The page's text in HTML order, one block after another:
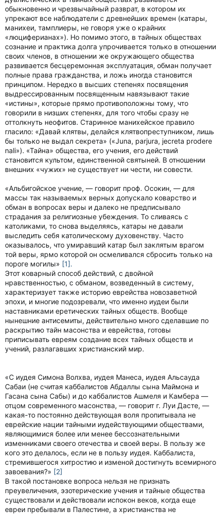
обыкновенно и чрезвычайный разврат, в котором их
упрекают все наблюдатели с древнейших времен (катары,
манихеи, тамплиеры, не говоря уже о крайних
«люциферианах»). Но помимо этого, в тайных обществах
сознание и практика долга упрочивается только в отношении
своих членов, в отношении же окружающего общества
развивается бесцеремонная эксплуатация, обман получает
полные права гражданства, и ложь иногда становится
принципом. Нередко в высших степенях посвящения
выдрессированным посвященным навязывают такие
«истины», которые прямо противоположны тому, что
говорили в низших степенях, для того чтобы сразу не
оттолкнуть неофитов. Старинное манихейское правило
гласило: «Давай клятвы, делайся клятвопреступником, лишь
бы только не выдал секрета» («Juna, parjura, jecreta prodere
nali»). «Тайна» общества, его учения, его действий
становится культом, единственной святыней. В отношении
внешних «чужих» не существует ни чести, ни совести.
«Альбигойское учение, — говорит проф. Осокин, — для
массы так называемых верных допускало коварство и
обман в вопросах веры и далеко не предписывало
страдания за религиозные убеждения. То сливаясь с
католиками, то снова выделяясь, катары не давали
выследить себя католическому духовенству. Часто
оказывалось, что умиравший катар был заклятым врагом
той веры, ярмо которой он осмеливался сбросить только на
пороге могилы» [1].
Этот коварный способ действий, с двойной
нравственностью, с обманом, возведенный в систему,
характеризует также историю еврейства новозаветной
эпохи, и многие подозревали, что именно иудеи были
наставниками еретических тайных обществ. Вообще
нынешние антисемиты, действительно много сделавшие по
раскрытию тайн масонства и еврейства, готовы
приписывать евреям создание всех тайных обществ и
учений, разлагавших христианский мир.
«С иудея Симона Волхва, иудея Манеса, иудея Альсауда
Сабаи (не считая каббалистов Абдаллы сына Маймона и
Гасана сына Сабы) и до каббалистов Ашмеля и Камбера —
отцом современного масонства, — говорит г. Луи Дасте, —
какая-то постоянно действующая воля пропитывала не
еврейские нации тайными иудействующими обществами,
являющимися более или менее бессознательными
изменниками своего отечества и своей веры. В пользу же
кого это делалось, если не в пользу иудея. Каббалиста,
стремившегося хитростию и изменой достигнуть всемирного
завоевания?» [2]
В такой постановке вопроса нельзя не признать
преувеличения, эзотерические учения и тайные общества
существовали и действовали испокон веков, когда еще
евреи пребывали в Палестине, а христианства не